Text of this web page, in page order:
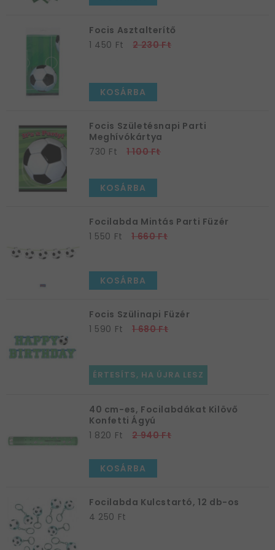
Focis Asztalterítő
1 450 Ft
2 230 Ft
KOSÁRBA
Focis Születésnapi Parti
Meghívókártya
730 Ft
1 100 Ft
KOSÁRBA
Focilabda Mintás Parti Füzér
1 550 Ft
1 660 Ft
KOSÁRBA
Focis Szülinapi Füzér
1 590 Ft
1 680 Ft
ÉRTESÍTS, HA ÚJRA LESZ
40 cm-es, Focilabdákat Kilövő
Konfetti Ágyú
1 820 Ft
2 940 Ft
KOSÁRBA
Focilabda Kulcstartó, 12 db-os
4 250 Ft